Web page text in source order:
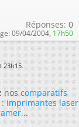
Réponses: 0
09/04/2004, 17h50
23h15.
noscomparatifs
:imprimantes laser
...